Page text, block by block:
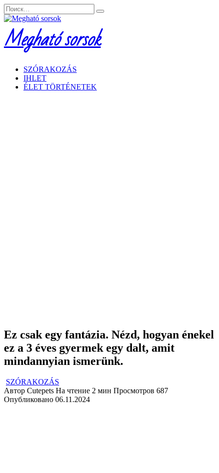
Перейти
к
содержанию
Search
for:
Megható sorsok
SZÓRAKOZÁS
IHLET
ÉLET TÖRTÉNETEK
Ez csak egy fantázia. Nézd, hogyan énekel
ez a 3 éves gyermek egy dalt, amit
mindannyian ismerünk.
SZÓRAKOZÁS
Автор Cutepets На чтение 2 мин Просмотров 687
Опубликовано 06.11.2024